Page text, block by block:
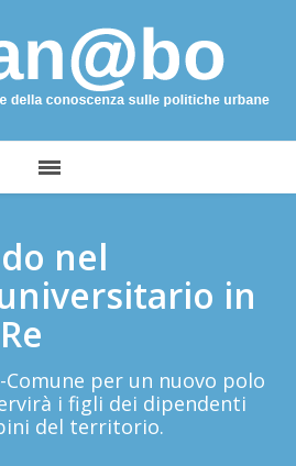
nel
in
per un nuovo polo
i figli dei dipendenti
del territorio.